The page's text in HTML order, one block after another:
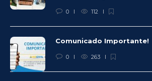
0 112
Comunicado Importante!
0 263